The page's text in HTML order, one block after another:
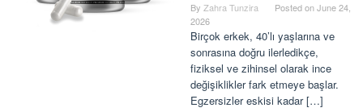
By Zahra Tunzira Posted onJune 24,
2026
Birçok erkek, 40’lı yaşlarına ve
sonrasına doğru ilerledikçe,
fiziksel ve zihinsel olarak ince
değişiklikler fark etmeye başlar.
Egzersizler eskisi kadar […]